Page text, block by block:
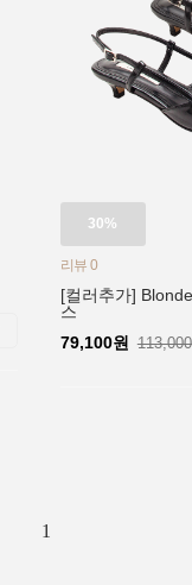
30%
리뷰 0
[컬러추가]
스
79,100원
1